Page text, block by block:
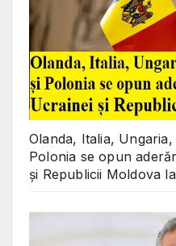
Olanda, Italia,
Polonia se opun
și Republicii Moldova